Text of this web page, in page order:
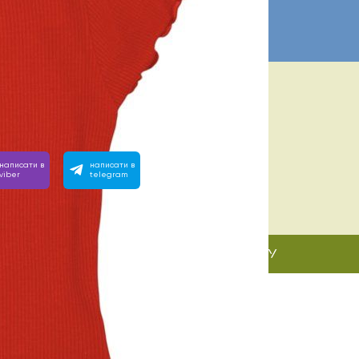
на любой вопрос, позвоните или напишите нам:
написати в
viber
написати в
telegram